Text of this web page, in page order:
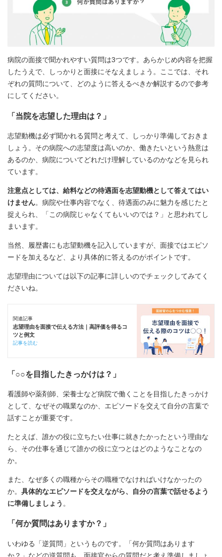
病院の面接で聞かれやすい質問は3つです。あらかじめ内容を把握
したうえで、しっかりと面接にそなえましょう。ここでは、それ
ぞれの質問について、どのように答えるべきか解説するので参考
にしてください。
「当院を志望した理由は？」
志望動機は必ず聞かれる質問と考えて、しっかり準備しておきま
しょう。その病院への志望度は高いのか、働きたいという熱意は
あるのか、病院についてどれだけ理解しているのかなどを見られ
ています。
注意点としては、給料などの待遇面を志望動機として答えてはい
けません。病院や仕事内容でなく、待遇面のみに魅力を感じたと
捉えられ、「この病院じゃなくてもいいのでは？」と思われてし
まいます。
当然、履歴書にも志望動機を記入していますが、面接ではエピソ
ードを加えるなど、より具体的に答えるのがポイントです。
志望理由については以下の記事に詳しいのでチェックしてみてく
ださいね。
関連記事
志望理由を面接で伝える方法｜高評価を得るコ
ツと例文
記事を読む
「○○を目指したきっかけは？」
看護師や薬剤師、栄養士など病院で働くことを目指したきっかけ
として、なぜその職業なのか、エピソードを交えて自分の言葉で
話すことが重要です。
たとえば、誰かの役に立ちたい仕事に就きたかったという理由な
ら、その仕事を通じて誰かの役に立つとはどのようなことなの
か。
また、なぜ多くの職種からその職種でなければいけなかったの
か。 具体的なエピソードを交えながら、自分の言葉で話せるよう
に準備しましょう 。
「何か質問はありますか？」
いわゆる「逆質問」というものです。「何か質問はあります